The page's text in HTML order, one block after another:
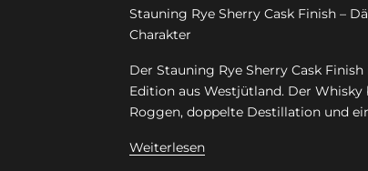
Stauning Rye Sherry Cask Finish –
Charakter
Der Stauning Rye Sherry Cask
Edition aus Westjütland. Der
Roggen, doppelte Destillation und
Weiterlesen